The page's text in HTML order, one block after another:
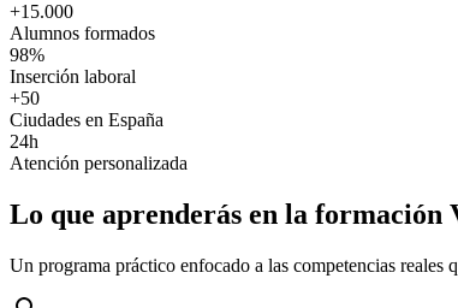
+15.000
Alumnos formados
98%
Inserción laboral
+50
Ciudades en España
24h
Atención personalizada
Lo que aprenderás en la formación
Un programa práctico enfocado a las competencias reales